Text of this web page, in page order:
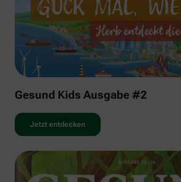
Gesund Kids Ausgabe #2
Jetzt entdecken